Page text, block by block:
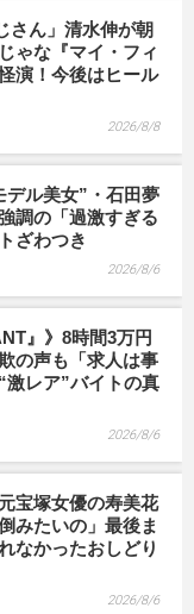
さん」清水伸が朝
ゃな『マイ・フィ
演！今後はヒール
2026/8/8
デル美女”・石田夢
調の「過激すぎる
ざわつき
2026/8/6
』》8時間3万円
の声も「求人は事
激レア”バイトの真
2026/8/6
宝塚女優の寿美花
みたいの」最後ま
なかったおしどり
2026/8/6